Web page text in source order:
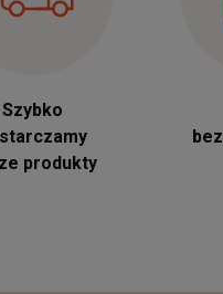
Szybko
produkty